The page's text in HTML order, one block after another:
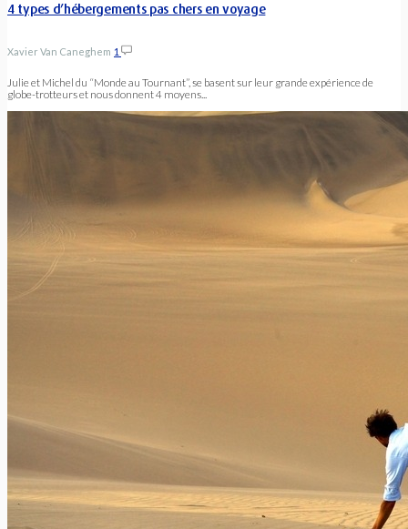
4 types d’hébergements pas chers en voyage
Xavier Van Caneghem 1
Julie et Michel du “Monde au Tournant”, se basent sur leur grande expérience de
globe-trotteurs et nous donnent 4 moyens...